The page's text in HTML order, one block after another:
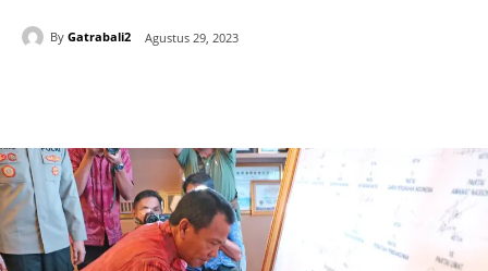
By Gatrabali2 Agustus 29, 2023